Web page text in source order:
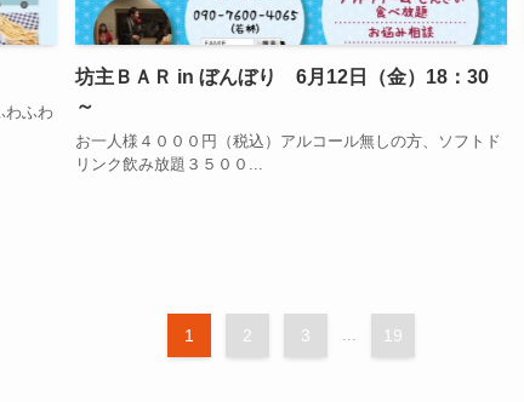
わふわ
坊主ＢＡＲ in ぼんぼり 6月12日（金）18：30
～
お一人様４０００円（税込）アルコール無しの方、ソフトド
リンク飲み放題３５００...
1 2 3 ... 19